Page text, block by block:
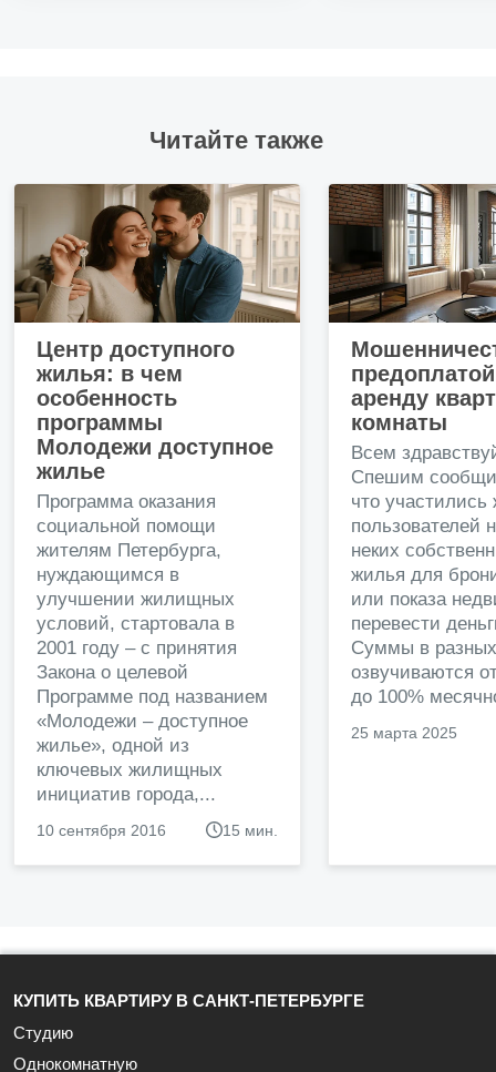
Читайте также
Центр доступного
жилья: в чем
особенность
программы
Молодежи доступное
жилье
Программа оказания
социальной помощи
жителям Петербурга,
нуждающимся в
улучшении жилищных
условий, стартовала в
2001 году – с принятия
Закона о целевой
Программе под названием
«Молодежи – доступное
жилье», одной из
ключевых жилищных
инициатив города,...
10 сентября 2016 15 мин.
аренду
комнаты
Всем
Спешим
что
пользователей
неких
жилья для
или показа
перевести
Суммы в
озвучиваются
до 100%
25 марта 2025
КУПИТЬ КВАРТИРУ В САНКТ-ПЕТЕРБУРГЕ
Студию
Однокомнатную